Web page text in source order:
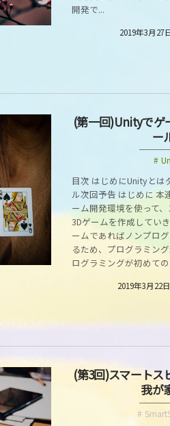
開発で...
2019年3月27
(第一回)Unityで
ー
目次 はじめにUnityとは
ル次回予告 はじめに 本
ーム開発環境を使って
3Dゲームを作成してい
ームであればノンプロ
るため、プログラミン
ログラミングが初めて
2019年3月22日
(第3回)スマートス
我が